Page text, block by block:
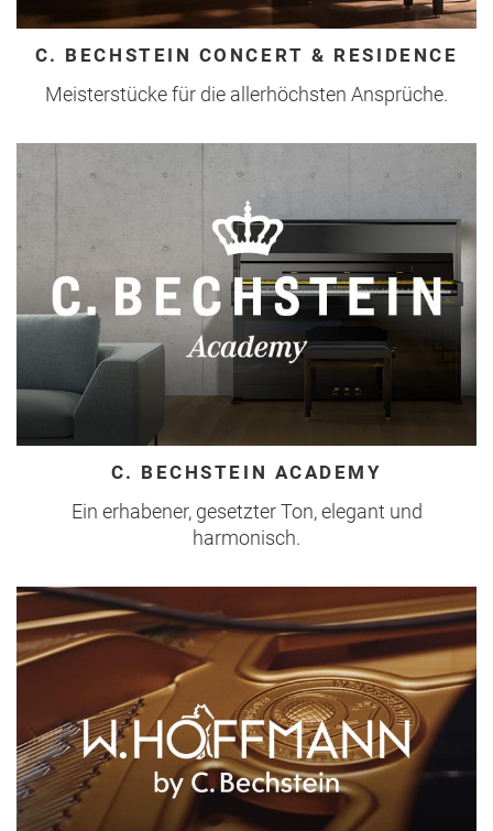
C. BECHSTEIN CONCERT & RESIDENCE
Meisterstücke für die allerhöchsten Ansprüche.
C. BECHSTEIN ACADEMY
Ein erhabener, gesetzter Ton, elegant und
harmonisch.